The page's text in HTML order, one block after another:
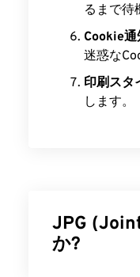
るまで待
Cookie
迷惑な
印刷スタ
します。
JPG
か?